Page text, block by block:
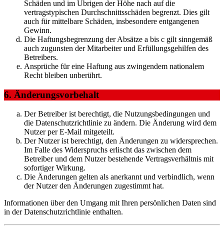
Schäden und im Übrigen der Höhe nach auf die
vertragstypischen Durchschnittsschäden begrenzt. Dies gilt
auch für mittelbare Schäden, insbesondere entgangenen
Gewinn.
Die Haftungsbegrenzung der Absätze a bis c gilt sinngemäß
auch zugunsten der Mitarbeiter und Erfüllungsgehilfen des
Betreibers.
Ansprüche für eine Haftung aus zwingendem nationalem
Recht bleiben unberührt.
6. Änderungsvorbehalt
Der Betreiber ist berechtigt, die Nutzungsbedingungen und
die Datenschutzrichtlinie zu ändern. Die Änderung wird dem
Nutzer per E-Mail mitgeteilt.
Der Nutzer ist berechtigt, den Änderungen zu widersprechen.
Im Falle des Widerspruchs erlischt das zwischen dem
Betreiber und dem Nutzer bestehende Vertragsverhältnis mit
sofortiger Wirkung.
Die Änderungen gelten als anerkannt und verbindlich, wenn
der Nutzer den Änderungen zugestimmt hat.
Informationen über den Umgang mit Ihren persönlichen Daten sind
in der Datenschutzrichtlinie enthalten.